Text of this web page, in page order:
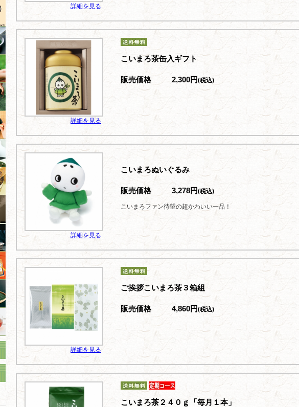
詳細を見る
詳細を見る
こいまろ茶缶入ギフト
販売価格 2,300円(税込)
詳細を見る
こいまろぬいぐるみ
販売価格 3,278円(税込)
こいまろファン待望の超かわいい一品！
詳細を見る
ご挨拶こいまろ茶３箱組
販売価格 4,860円(税込)
こいまろ茶２４０ｇ「毎月１本」